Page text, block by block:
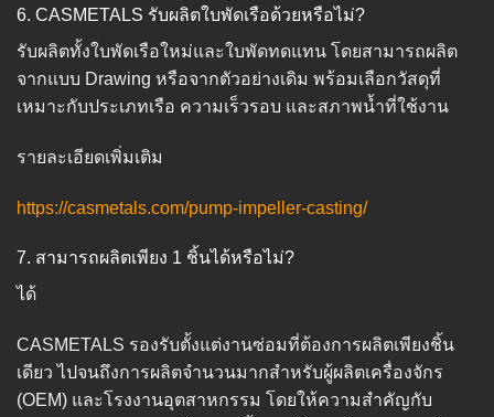
6. CASMETALS รับผลิตใบพัดเรือด้วยหรือไม่?
รับผลิตทั้งใบพัดเรือใหม่และใบพัดทดแทน โดยสามารถผลิต
จากแบบ Drawing หรือจากตัวอย่างเดิม พร้อมเลือกวัสดุที่
เหมาะกับประเภทเรือ ความเร็วรอบ และสภาพน้ำที่ใช้งาน
รายละเอียดเพิ่มเติม
https://casmetals.com/pump-impeller-casting/
7. สามารถผลิตเพียง 1 ชิ้นได้หรือไม่?
ได้
CASMETALS รองรับตั้งแต่งานซ่อมที่ต้องการผลิตเพียงชิ้น
เดียว ไปจนถึงการผลิตจำนวนมากสำหรับผู้ผลิตเครื่องจักร
(OEM) และโรงงานอุตสาหกรรม โดยให้ความสำคัญกับ